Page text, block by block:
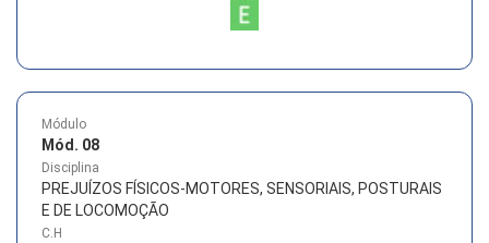
Módulo
Mód. 08
Disciplina
PREJUÍZOS FÍSICOS-MOTORES, SENSORIAIS, POSTURAIS
E DE LOCOMOÇÃO
C.H